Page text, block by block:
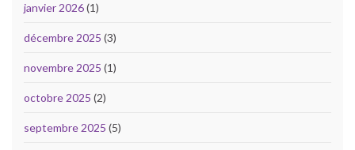
janvier 2026(1)
décembre 2025 (3)
novembre 2025 (1)
octobre 2025 (2)
septembre 2025 (5)